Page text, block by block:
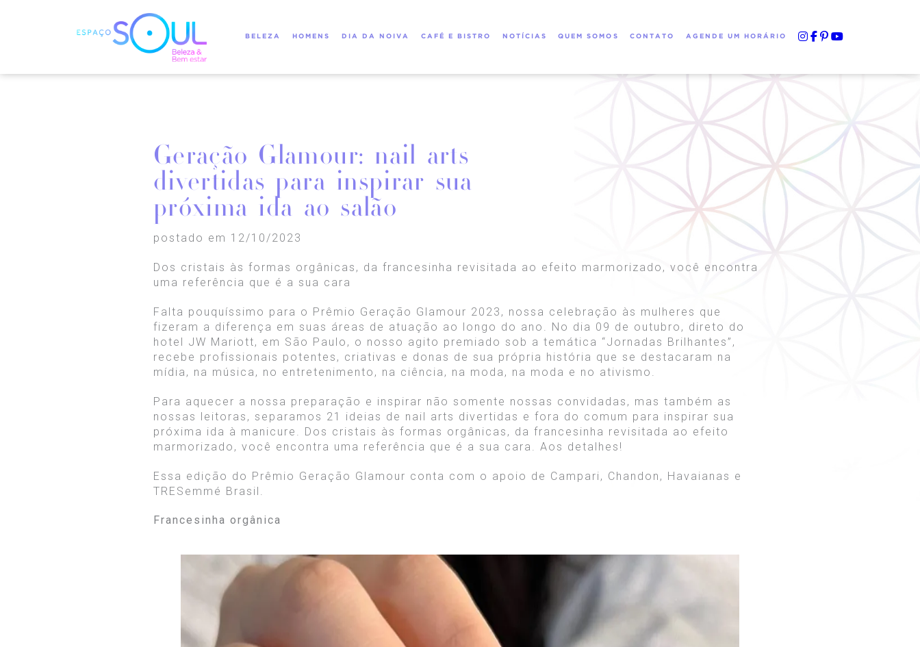
BELEZA HOMENS DIA DA NOIVA CAFÉ E BISTRO NOTÍCIAS QUEM SOMOS CONTATO AGENDE UM HORÁRIO
Geração Glamour: nail arts
divertidas para inspirar sua
próxima ida ao salão
postado em 12/10/2023
Dos cristais às formas orgânicas, da francesinha revisitada ao efeito marmorizado, você encontra
uma referência que é a sua cara
Falta pouquíssimo para o Prêmio Geração Glamour 2023, nossa celebração às mulheres que
fizeram a diferença em suas áreas de atuação ao longo do ano. No dia 09 de outubro, direto do
hotel JW Mariott, em São Paulo, o nosso agito premiado sob a temática “Jornadas Brilhantes”,
recebe profissionais potentes, criativas e donas de sua própria história que se destacaram na
mídia, na música, no entretenimento, na ciência, na moda, na moda e no ativismo.
Para aquecer a nossa preparação e inspirar não somente nossas convidadas, mas também as
nossas leitoras, separamos 21 ideias de nail arts divertidas e fora do comum para inspirar sua
próxima ida à manicure. Dos cristais às formas orgânicas, da francesinha revisitada ao efeito
marmorizado, você encontra uma referência que é a sua cara. Aos detalhes!
Essa edição do Prêmio Geração Glamour conta com o apoio de Campari, Chandon, Havaianas e
TRESemmé Brasil.
Francesinha orgânica